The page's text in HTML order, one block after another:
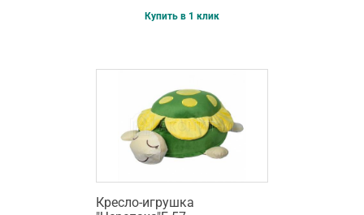
Купить в 1 клик
Кресло-игрушка